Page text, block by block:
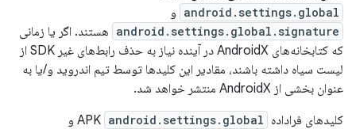
android.settings.global و
android.settings.global.signature هستند. اگر یا زمانی
که کتابخانه‌های AndroidX در آینده نیاز به حذف رابط‌های غیر SDK از
لیست سیاه داشته باشند، مقادیر این کلیدها توسط تیم اندروید و/یا به
عنوان بخشی از AndroidX منتشر خواهد شد.
کلیدهای فراداده APK android.settings.global و